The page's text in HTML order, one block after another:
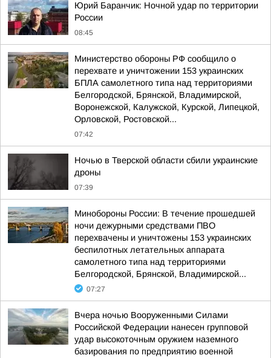
Юрий Баранчик: Ночной удар по территории
России
08:45
Министерство обороны РФ сообщило о
перехвате и уничтожении 153 украинских
БПЛА самолетного типа над территориями
Белгородской, Брянской, Владимирской,
Воронежской, Калужской, Курской, Липецкой,
Орловской, Ростовской...
07:42
Ночью в Тверской области сбили украинские
дроны
07:39
Минобороны России: В течение прошедшей
ночи дежурными средствами ПВО
перехвачены и уничтожены 153 украинских
беспилотных летательных аппарата
самолетного типа над территориями
Белгородской, Брянской, Владимирской...
07:27
Вчера ночью Вооруженными Силами
Российской Федерации нанесен групповой
удар высокоточным оружием наземного
базирования по предприятию военной